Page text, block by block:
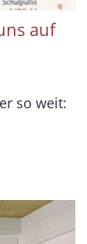
auf
so weit: